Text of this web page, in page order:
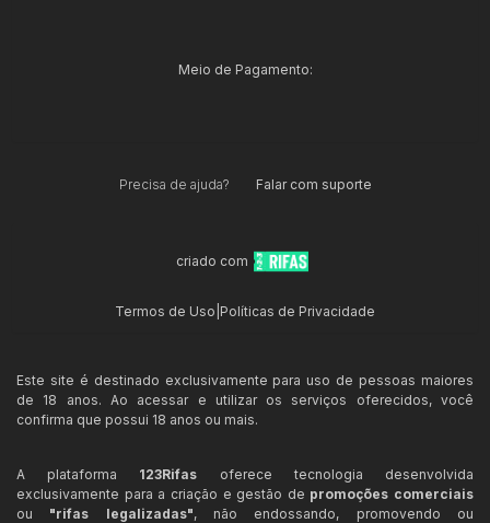
Meio de Pagamento:
Precisa de ajuda? Falar com suporte
criado com
Termos de Uso Políticas de Privacidade
Este site é destinado exclusivamente para uso de pessoas maiores
de 18 anos. Ao acessar e utilizar os serviços oferecidos, você
confirma que possui 18 anos ou mais.
A plataforma 123Rifas oferece tecnologia desenvolvida
exclusivamente para a criação e gestão de promoções comerciais
ou "rifas legalizadas", não endossando, promovendo ou